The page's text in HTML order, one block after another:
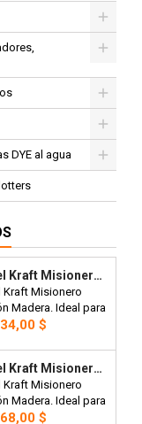
DYE al agua
Papel Kraft Misionero 120 X 85cm. 80 Gr. Madera Marron X100 Hojas Precio Mayorista.
Kraft Misionero
Madera. Ideal para
manteles,
x 100 hojas.
$
Papel Kraft Misionero 120 X 85cm. 125 Gr. Madera Marrón X100 Hojas Precio Mayorista.
Kraft Misionero
Madera. Ideal para
artesanías,
$